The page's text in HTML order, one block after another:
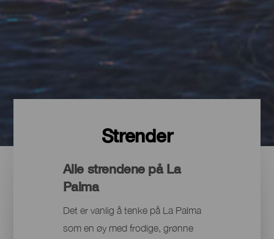
Strender
Alle strendene på La
Palma
Det er vanlig å tenke på La Palma
som en øy med frodige, grønne